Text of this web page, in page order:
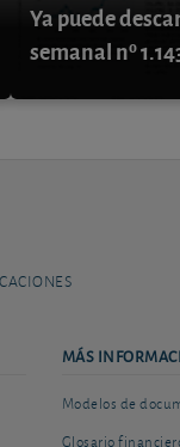
Ya puede
semanal nº
MÁS
Modelos de
Glosario